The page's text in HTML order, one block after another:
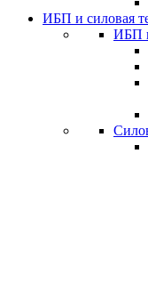
ИБП и силовая
ИБП